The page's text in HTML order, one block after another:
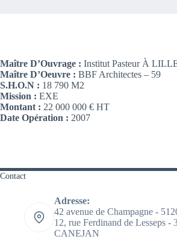
Maître D’Ouvrage : Institut Pasteur À
Maître D’Oeuvre : BBF Architectes – 59
S.H.O.N : 18 790 M2
Mission : EXE
Montant : 22 000 000 € HT
Date Opération : 2007
Contact
Adresse:
42 avenue de Champagne -
12, rue Ferdinand de Lesseps -
CANEJAN